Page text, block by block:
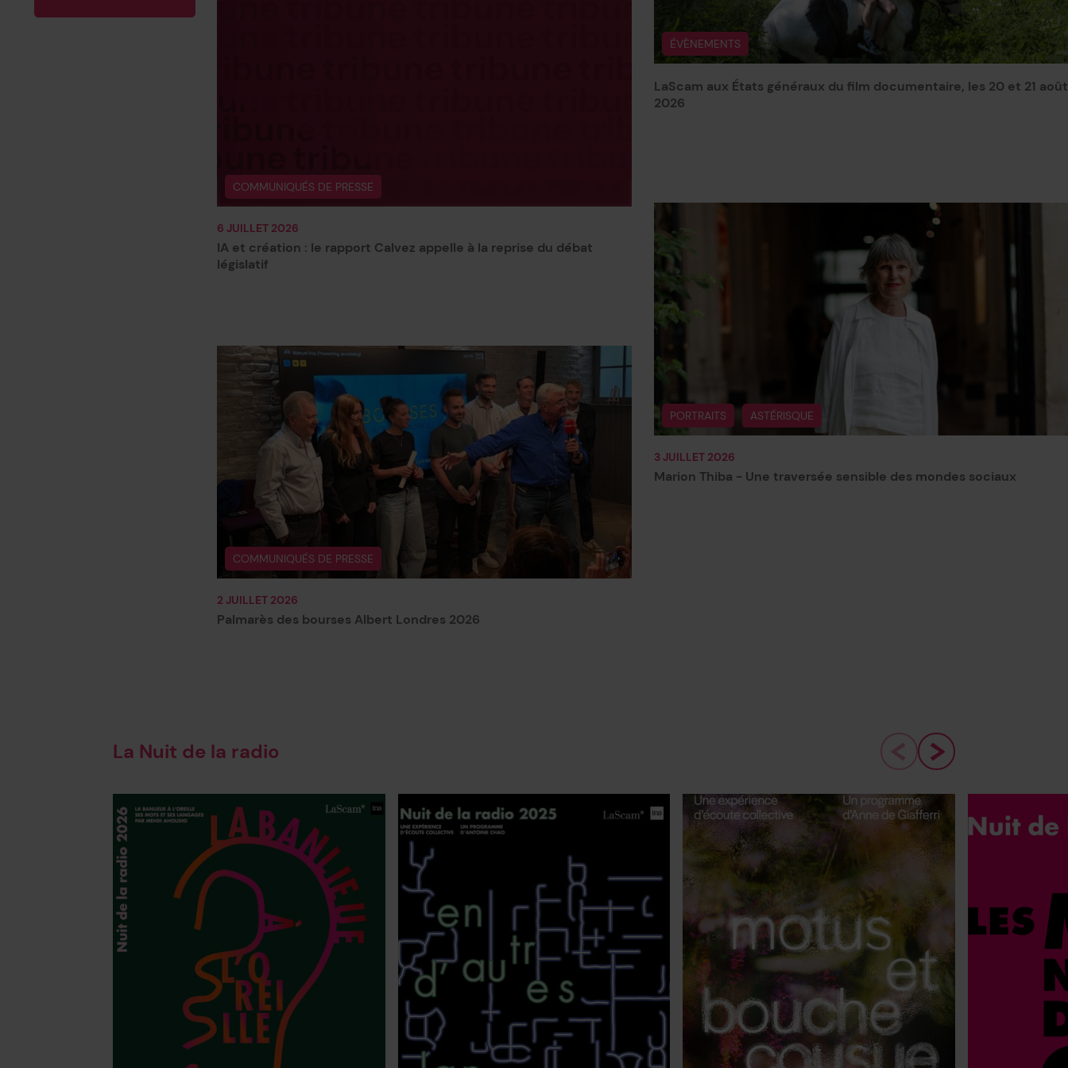
ÉVÈNEMENTS
LaScam aux États généraux du film documentaire, les 20 et 21 août
2026
COMMUNIQUÉS DE PRESSE
6 JUILLET 2026
IA et création : le rapport Calvez appelle à la reprise du débat
législatif
PORTRAITS ASTÉRISQUE
3 JUILLET 2026
Marion Thiba - Une traversée sensible des mondes sociaux
COMMUNIQUÉS DE PRESSE
2 JUILLET 2026
Palmarès des bourses Albert Londres 2026
La Nuit de la radio